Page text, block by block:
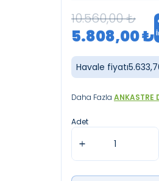
10.560,00₺
5.808,00₺
Havale fiyatı
Daha Fazla ANKASTRE
Adet